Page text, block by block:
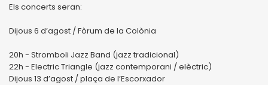
Els concerts seran:
Dijous 6 d’agost / Fòrum de la Colònia
20h - Stromboli Jazz Band (jazz tradicional)
22h - Electric Triangle (jazz contemporani / elèctric)
Dijous 13 d’agost / plaça de l’Escorxador